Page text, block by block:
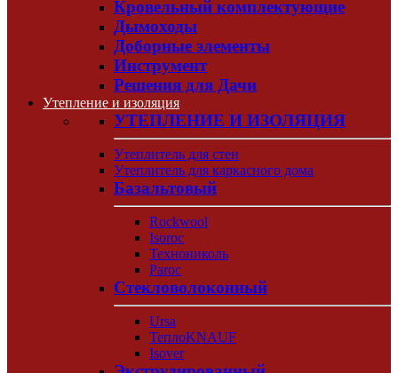
Кровельный комплектующие
Дымоходы
Доборные элементы
Инструмент
Решения для Дачи
Утепление и изоляция
УТЕПЛЕНИЕ И ИЗОЛЯЦИЯ
Утеплитель для стен
Утеплитель для каркасного дома
Базальтовый
Rockwool
Isoroc
Технониколь
Paroc
Стекловолоконный
Ursa
ТеплоKNAUF
Isover